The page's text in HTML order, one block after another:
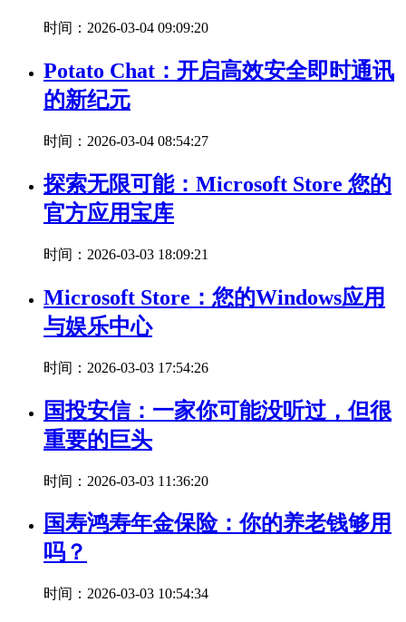
时间：2026-03-04 09:09:20
Potato Chat：开启高效安全即时通讯
的新纪元
时间：2026-03-04 08:54:27
探索无限可能：Microsoft Store 您的
官方应用宝库
时间：2026-03-03 18:09:21
Microsoft Store：您的Windows应用
与娱乐中心
时间：2026-03-03 17:54:26
国投安信：一家你可能没听过，但很
重要的巨头
时间：2026-03-03 11:36:20
国寿鸿寿年金保险：你的养老钱够用
吗？
时间：2026-03-03 10:54:34